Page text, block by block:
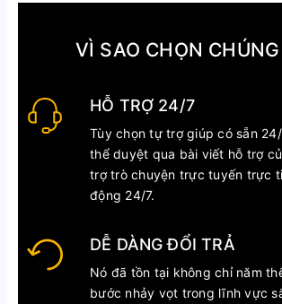
VÌ SAO CHỌN
HỖ TRỢ 24/7
Tùy chọn tự trợ giúp có sẵn
thể duyệt qua bài viết hỗ trợ
trợ trò chuyện trực tuyến trực
động 24/7.
DỄ DÀNG ĐỔI TRẢ
Nó đã tồn tại không chỉ năm
bước nhảy vọt trong lĩnh vực